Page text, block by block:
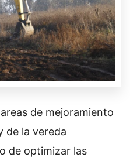
de mejoramiento
de la vereda
de optimizar las